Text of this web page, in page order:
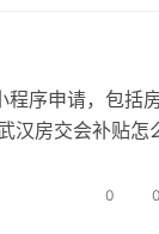
程序申请，包括
房交会补贴怎
0 0